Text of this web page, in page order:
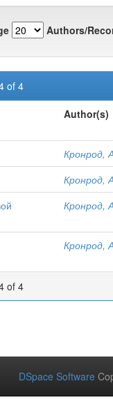
Authors/
of 4
Author(s)
Кронрод,
Кронрод,
Кронрод,
Кронрод,
of 4
DSpace Software